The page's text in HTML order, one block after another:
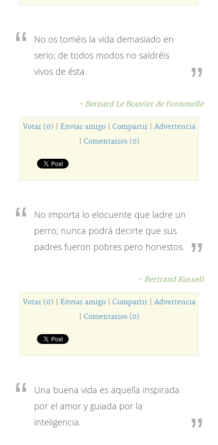
No os toméis la vida demasiado en
serio; de todos modos no saldréis
vivos de ésta.
- Bernard Le Bouvier de Fontenelle
Votar (0) Enviar amigo| Compartir| Advertencia
Comentarios (0)
No importa lo elocuente que ladre un
perro; nunca podrá decirte que sus
padres fueron pobres pero honestos.
- Bertrand Russell
Votar (0) Enviar amigo| Compartir| Advertencia
Comentarios (0)
Una buena vida es aquella inspirada
por el amor y guiada por la
inteligencia.